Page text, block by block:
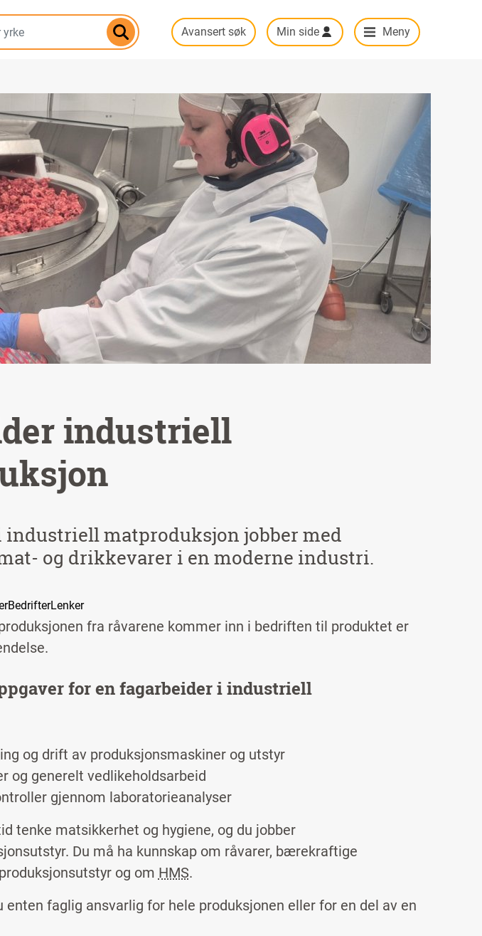
hovedinnhold
Avansert søk Min side Meny
industriell
industriell matproduksjon jobber med
og drikkevarer i en moderne industri.
BedrifterLenker
fra råvarene kommer inn i bedriften til produktet er
for en fagarbeider i industriell
og drift av produksjonsmaskiner og utstyr
og generelt vedlikeholdsarbeid
gjennom laboratorieanalyser
tenke matsikkerhet og hygiene, og du jobber
Du må ha kunnskap om råvarer, bærekraftige
og om HMS.
enten faglig ansvarlig for hele produksjonen eller for en del av en